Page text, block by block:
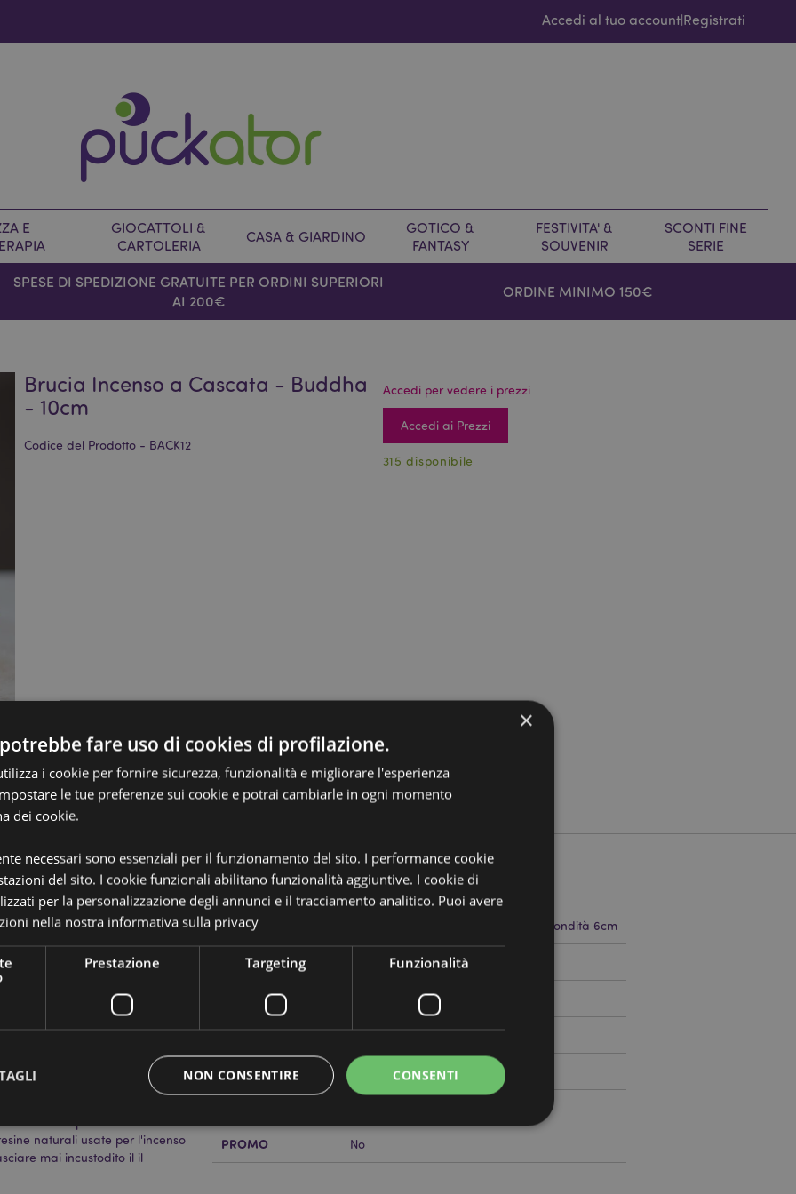
Accedi al tuo account|Registrati
E
GIOCATTOLI &
CARTOLERIA
CASA & GIARDINO
GOTICO &
FANTASY
FESTIVITA' &
SOUVENIR
SCONTI FINE
SERIE
SPESE DI SPEDIZIONE GRATUITE PER ORDINI SUPERIORI
AI 200€
ORDINE MINIMO 150€
Brucia Incenso a Cascata - Buddha
- 10cm
Codice del Prodotto - BACK12
Accedi per vedere i prezzi
Accedi ai Prezzi
315 disponibile
un bruciatore ad effetto
articolo deve essere
Quando è in funzione, la
e sulla superficie su cui è
naturali usate per l'incenso
mai incustodito il il
Dettagli del Prodotto
Informazioni
Aggiuntive
Dimensioni Altezza 10cm Larghezza 6.5cm Profondità 6cm
Codice a barre 5055071746499
Quantità di cartone
Peso (kg) 0.184000
IN SALDO
PROMO No
×
fare uso di cookies di profilazione.
i cookie per fornire sicurezza, funzionalità e migliorare l'esperienza
le tue preferenze sui cookie e potrai cambiarle in ogni momento
dei cookie.
necessari sono essenziali per il funzionamento del sito. I performance cookie
del sito. I cookie funzionali abilitano funzionalità aggiuntive. I cookie di
per la personalizzazione degli annunci e il tracciamento analitico. Puoi avere
nella nostra informativa sulla privacy
Prestazione Targeting Funzionalità
CONSENTI
NON CONSENTIRE
Strettamente necessario Prestazione Targeting Funzionalità